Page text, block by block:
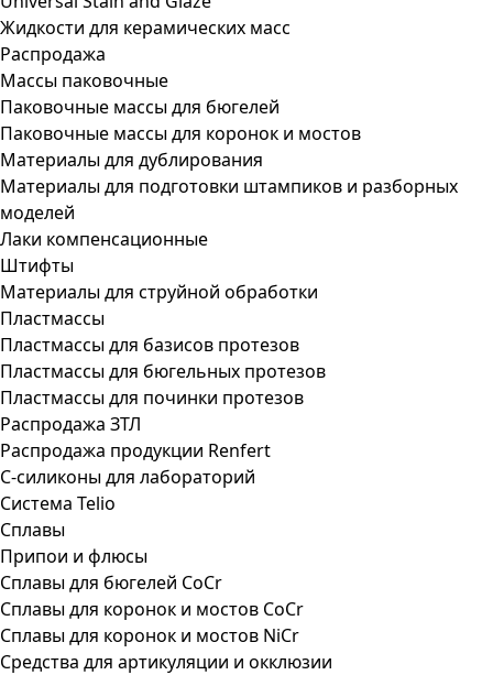
Жидкости для керамических масс
Распродажа
Массы паковочные
Паковочные массы для бюгелей
Паковочные массы для коронок и мостов
Материалы для дублирования
Материалы для подготовки штампиков и разборных
моделей
Лаки компенсационные
Штифты
Материалы для струйной обработки
Пластмассы
Пластмассы для базисов протезов
Пластмассы для бюгельных протезов
Пластмассы для починки протезов
Распродажа ЗТЛ
Распродажа продукции Renfert
С-силиконы для лабораторий
Система Telio
Сплавы
Припои и флюсы
Сплавы для бюгелей CoCr
Сплавы для коронок и мостов CoCr
Сплавы для коронок и мостов NiCr
Средства для артикуляции и окклюзии